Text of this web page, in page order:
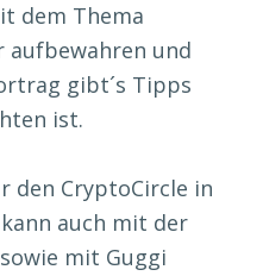
dem Thema
aufbewahren und
gibt´s Tipps
ist.
den CryptoCircle in
auch mit der
mit Guggi